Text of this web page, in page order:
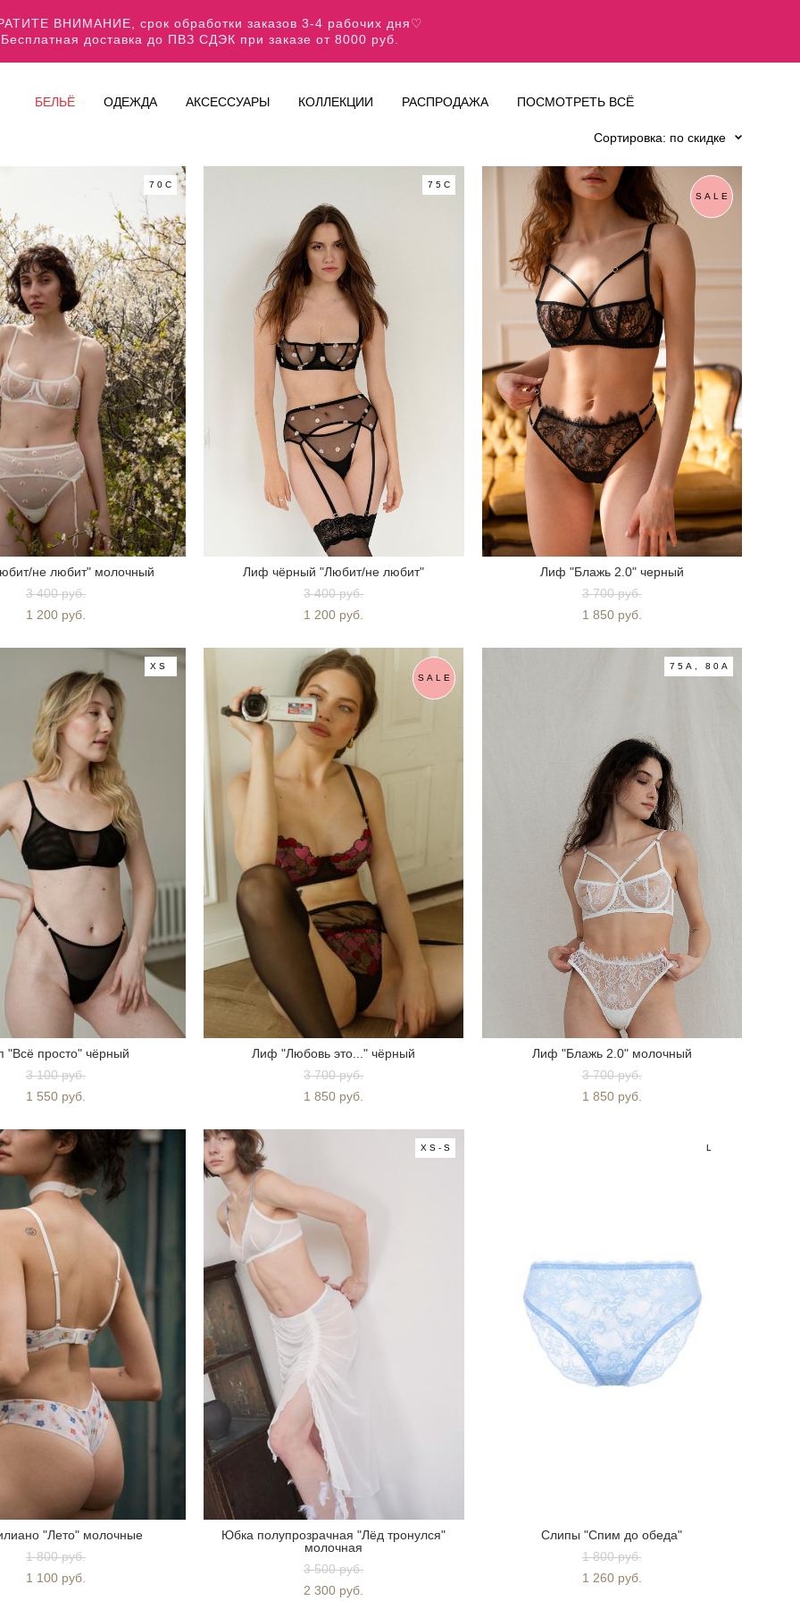
ВНИМАНИЕ, срок обработки заказов 3-4 рабочих дня♡
Бесплатная доставка до ПВЗ СДЭК при заказе от 8000 руб.
БЕЛЬЁ ОДЕЖДА АКСЕССУАРЫ КОЛЛЕКЦИИ РАСПРОДАЖА ПОСМОТРЕТЬ ВСЁ
Сортировка: по скидке
70C
не любит" молочный
3 400 pуб.
1 200 pуб.
75C
Лиф чёрный "Любит/не любит"
3 400 pуб.
1 200 pуб.
SALE
Лиф "Блажь 2.0" черный
3 700 pуб.
1 850 pуб.
XS
"Всё просто" чёрный
3 100 pуб.
1 550 pуб.
SALE
Лиф "Любовь это..." чёрный
3 700 pуб.
1 850 pуб.
75A, 80A
Лиф "Блажь 2.0" молочный
3 700 pуб.
1 850 pуб.
"Лето" молочные
1 800 pуб.
1 100 pуб.
XS-S
Юбка полупрозрачная "Лёд тронулся"
молочная
3 500 pуб.
2 300 pуб.
L
Слипы "Спим до обеда"
1 800 pуб.
1 260 pуб.